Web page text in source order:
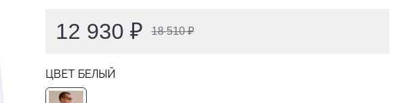
12 930 ₽ 18 510 ₽
ЦВЕТ БЕЛЫЙ